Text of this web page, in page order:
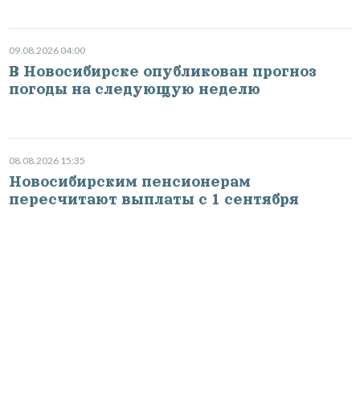
09.08.2026 04:00
В Новосибирске опубликован прогноз
погоды на следующую неделю
08.08.2026 15:35
Новосибирским пенсионерам
пересчитают выплаты с 1 сентября